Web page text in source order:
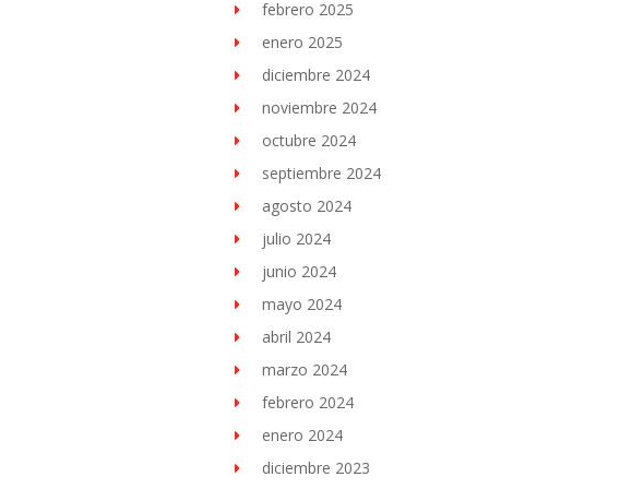
febrero 2025
enero 2025
diciembre 2024
noviembre 2024
octubre 2024
septiembre 2024
agosto 2024
julio 2024
junio 2024
mayo 2024
abril 2024
marzo 2024
febrero 2024
enero 2024
diciembre 2023